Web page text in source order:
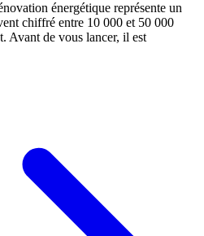
énergétique représente un
chiffré entre 10 000 et 50 000
Avant de vous lancer, il est